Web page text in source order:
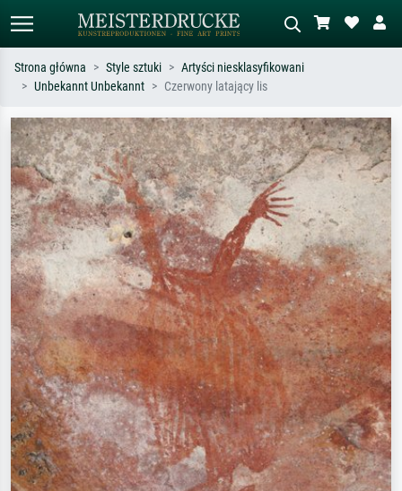
Szukaj wg artysty, tytułu lub stylu – np.
Monet, Gwiaździsta noc,
impresjonizm, fala Hokusaia, akt.
Opisz scenę – np. zielona łąka,
abstrakcja z czerwienią, ciemny olej,
stojący akt obok drzewa.
Strona główna Style sztuki
Artyści niesklasyfikowani
Unbekannt Unbekannt
Czerwony latający lis